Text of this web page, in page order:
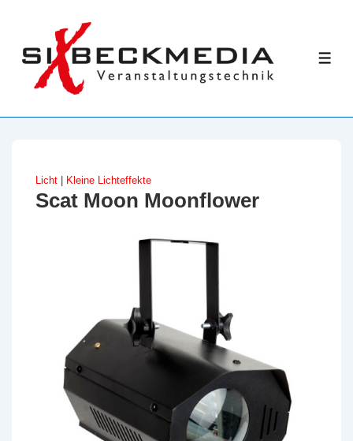
Inhalt
Licht Kleine Lichteffekte
Scat Moon Moonflower